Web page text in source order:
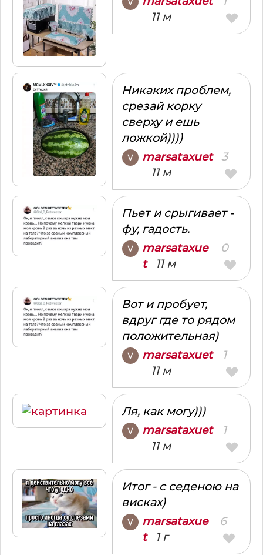
11 м
Никаких проблем,
срезай корку
сверху и ешь
ложкой))))
marsataxuet
11 м
3
Пьет и срыгивает -
фу, гадость.
marsataxue
t11 м
0
Вот и пробует,
вдруг где то рядом
положительная)
marsataxuet
11 м
1
Ля, как могу)))
marsataxuet
11 м
1
Итог - с седеною на
висках)
marsataxue
t1 г
6